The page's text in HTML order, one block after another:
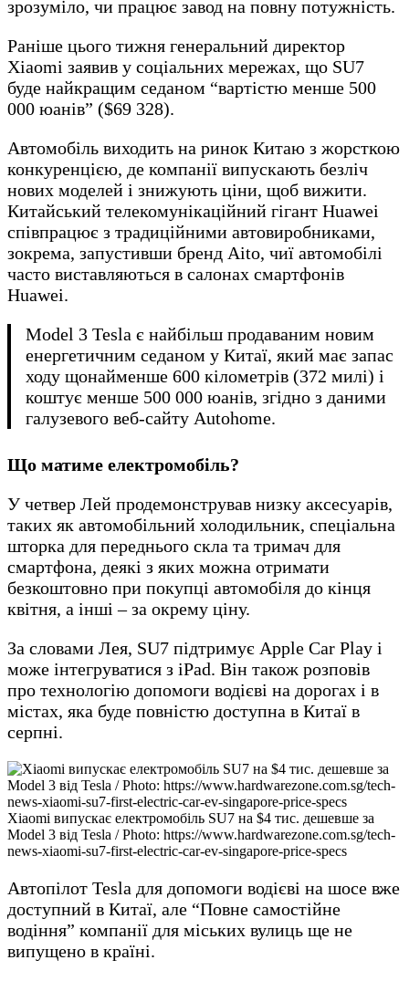
зрозуміло, чи працює завод на повну потужність.
Раніше цього тижня генеральний директор
Xiaomi заявив у соціальних мережах, що SU7
буде найкращим седаном “вартістю менше 500
000 юанів” ($69 328).
Автомобіль виходить на ринок Китаю з жорсткою
конкуренцією, де компанії випускають безліч
нових моделей і знижують ціни, щоб вижити.
Китайський телекомунікаційний гігант Huawei
співпрацює з традиційними автовиробниками,
зокрема, запустивши бренд Aito, чиї автомобілі
часто виставляються в салонах смартфонів
Huawei.
Model 3 Tesla є найбільш продаваним новим
енергетичним седаном у Китаї, який має запас
ходу щонайменше 600 кілометрів (372 милі) і
коштує менше 500 000 юанів, згідно з даними
галузевого веб-сайту Autohome.
Що матиме електромобіль?
У четвер Лей продемонстрував низку аксесуарів,
таких як автомобільний холодильник, спеціальна
шторка для переднього скла та тримач для
смартфона, деякі з яких можна отримати
безкоштовно при покупці автомобіля до кінця
квітня, а інші – за окрему ціну.
За словами Лея, SU7 підтримує Apple Car Play і
може інтегруватися з iPad. Він також розповів
про технологію допомоги водієві на дорогах і в
містах, яка буде повністю доступна в Китаї в
серпні.
Xiaomi випускає електромобіль SU7 на $4 тис. дешевше за
Model 3 від Tesla / Photo: https://www.hardwarezone.com.sg/tech-
news-xiaomi-su7-first-electric-car-ev-singapore-price-specs
Автопілот Tesla для допомоги водієві на шосе вже
доступний в Китаї, але “Повне самостійне
водіння” компанії для міських вулиць ще не
випущено в країні.